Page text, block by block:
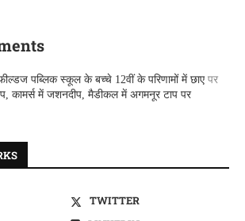
पब्लिक स्कूल के बच्चे 12वीं के परिणामों में छाएपर
कामर्स में जशनदीप, मैडीकल में अगमनूर टाप पर
TWITTER